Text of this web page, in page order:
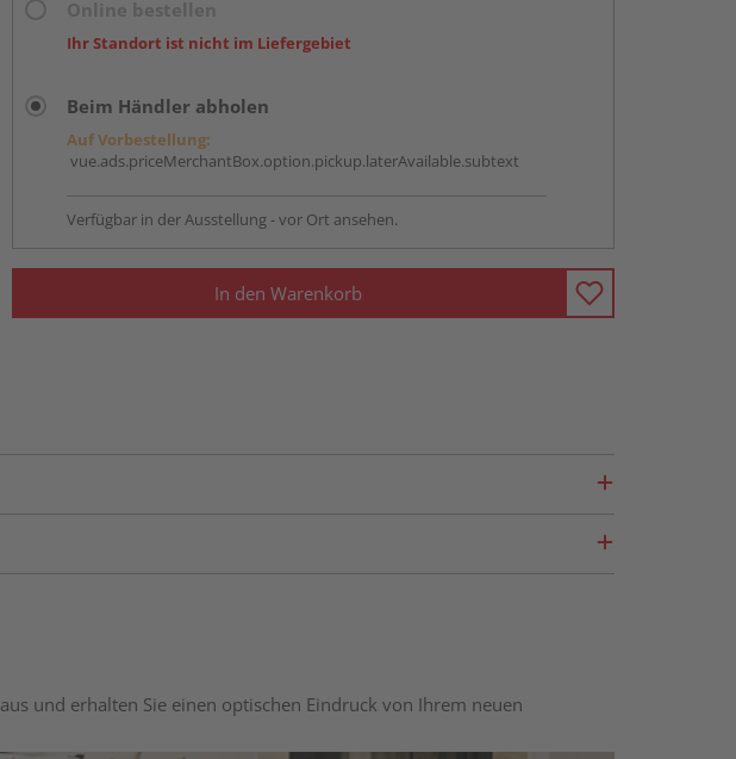
Ihr Standort ist nicht im Liefergebiet
Beim Händler abholen
Auf Vorbestellung:
vue.ads.priceMerchantBox.option.pickup.laterAvailable.subtext
Verfügbar in der Ausstellung - vor Ort ansehen.
In den Warenkorb
und erhalten Sie einen optischen Eindruck von Ihrem neuen